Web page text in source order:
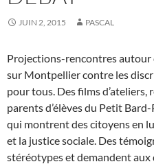
JUIN 2, 2015 PASCAL
Projections-rencontres autour
sur Montpellier contre les
pour tous. Des films d’ateliers,
parents d’élèves du Petit
qui montrent des citoyens en
et la justice sociale. Des
stéréotypes et demandent